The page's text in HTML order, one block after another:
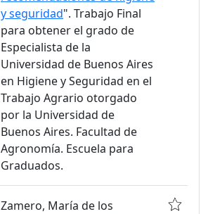
y seguridad". Trabajo Final
para obtener el grado de
Especialista de la
Universidad de Buenos Aires
en Higiene y Seguridad en el
Trabajo Agrario otorgado
por la Universidad de
Buenos Aires. Facultad de
Agronomía. Escuela para
Graduados.
Zamero, María de los